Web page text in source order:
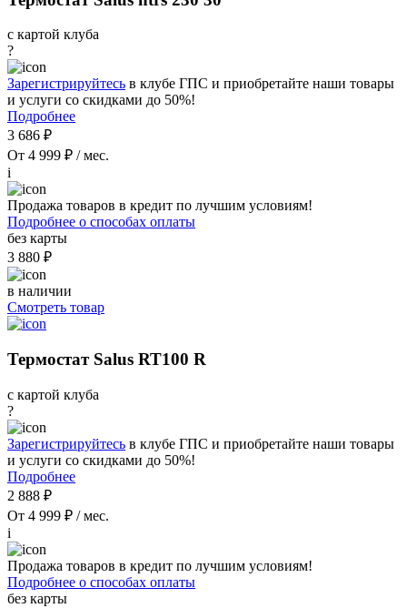
с картой клуба
?
Зарегистрируйтесь в клубе ГПС и приобретайте наши товары
и услуги со скидками до 50%!
Подробнее
3 686 ₽
От 4 999 ₽ / мес.
i
Продажа товаров в кредит по лучшим условиям!
Подробнее о способах оплаты
без карты
3 880 ₽
в наличии
Смотреть товар
Термостат Salus RT100 R
с картой клуба
?
Зарегистрируйтесь в клубе ГПС и приобретайте наши товары
и услуги со скидками до 50%!
Подробнее
2 888 ₽
От 4 999 ₽ / мес.
i
Продажа товаров в кредит по лучшим условиям!
Подробнее о способах оплаты
без карты